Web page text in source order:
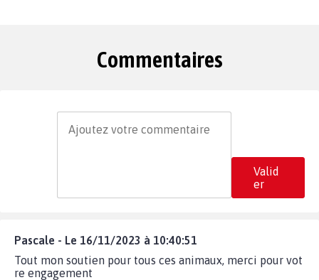
Commentaires
Valid
er
Pascale - Le 16/11/2023 à 10:40:51
Tout mon soutien pour tous ces animaux, merci pour vot
re engagement